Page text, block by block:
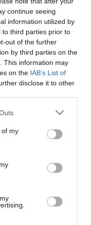
continue seeing
information utilized by
to third parties prior to
out of the further
by third parties on the
This information may
on the IAB’s List of
disclose it to other
of my
parkovací automaty.
Svaté Hory
pravidla soutěže.